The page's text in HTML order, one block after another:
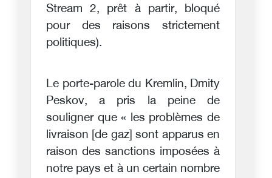
Stream 2, prêt à partir, bloqué
pour des raisons strictement
politiques).
Le porte-parole du Kremlin, Dmity
Peskov, a pris la peine de
souligner que « les problèmes de
livraison [de gaz] sont apparus en
raison des sanctions imposées à
notre pays et à un certain nombre